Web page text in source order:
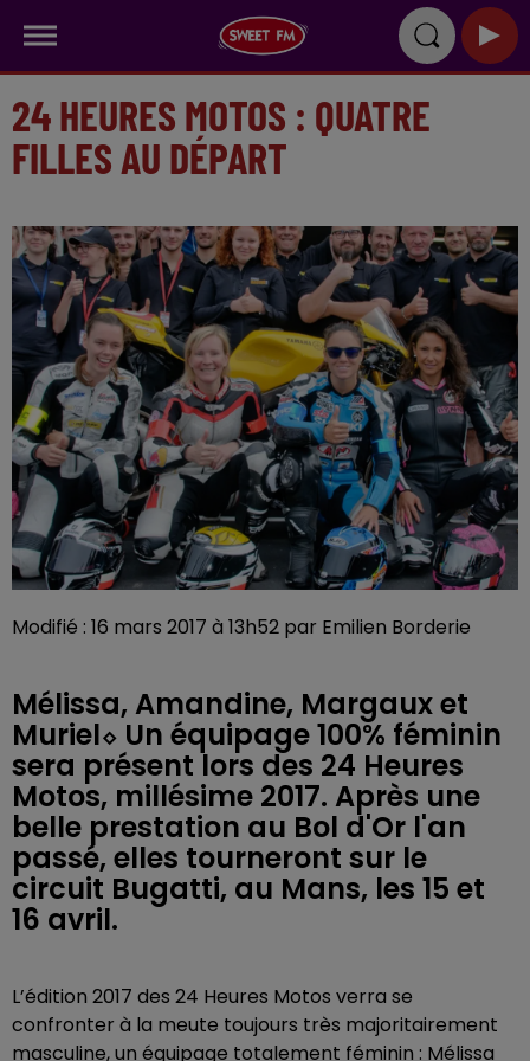
24 HEURES MOTOS : QUATRE
FILLES AU DÉPART
Modifié : 16 mars 2017 à 13h52 par Emilien Borderie
Mélissa, Amandine, Margaux et
Muriel⬦ Un équipage 100% féminin
sera présent lors des 24 Heures
Motos, millésime 2017. Après une
belle prestation au Bol d'Or l'an
passé, elles tourneront sur le
circuit Bugatti, au Mans, les 15 et
16 avril.
L’édition 2017 des 24 Heures Motos verra se
confronter à la meute toujours très majoritairement
masculine, un équipage totalement féminin : Mélissa